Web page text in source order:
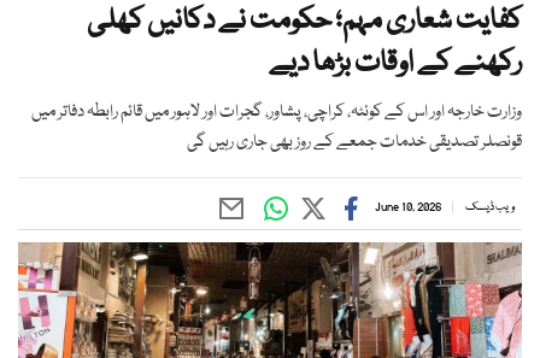
کفایت شعاری مہم؛ حکومت نے دکانیں کھلی
رکھنے کے اوقات بڑھا دیے
وزارت خارجہ اور اس کے کوئٹہ، کراچی، پشاور، گجرات اور لاہور میں قائم رابطہ دفاتر میں
قونصلر تصدیقی خدمات جمعے کے روز بھی جاری رہیں گی
ویب ڈیسک June 10, 2026